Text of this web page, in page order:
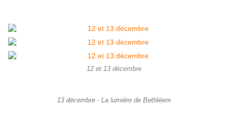
12 et 13 décembre
13 décembre - La lumière de Bethléem